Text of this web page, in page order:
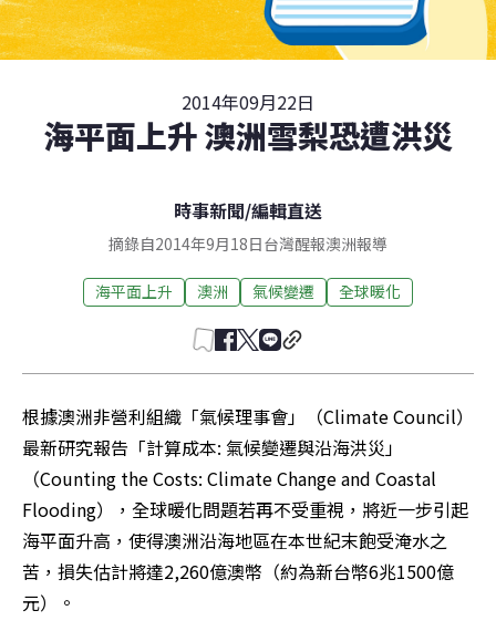
2014年09月22日
海平面上升 澳洲雪梨恐遭洪災
時事新聞/編輯直送
摘錄自2014年9月18日台灣醒報澳洲報導
海平面上升 澳洲 氣候變遷 全球暖化
根據澳洲非營利組織「氣候理事會」（Climate Council）
最新研究報告「計算成本: 氣候變遷與沿海洪災」
（Counting the Costs: Climate Change and Coastal
Flooding），全球暖化問題若再不受重視，將近一步引起
海平面升高，使得澳洲沿海地區在本世紀末飽受淹水之
苦，損失估計將達2,260億澳幣（約為新台幣6兆1500億
元）。